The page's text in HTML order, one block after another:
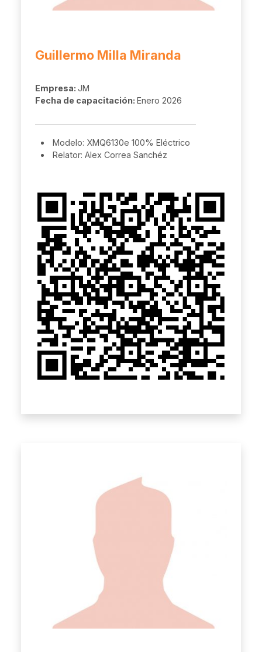
Guillermo Milla Miranda
Empresa: JM
Fecha de capacitación: Enero 2026
Modelo: XMQ6130e 100% Eléctrico
Relator: Alex Correa Sanchéz